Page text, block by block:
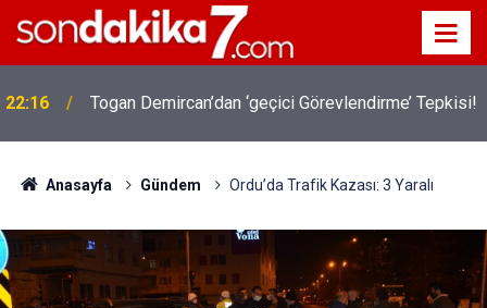
22:16 Togan Demircan’dan ‘geçici Görevlendirme’ Tepkisi!
Anasayfa Gündem Ordu’da Trafik Kazası: 3 Yaralı